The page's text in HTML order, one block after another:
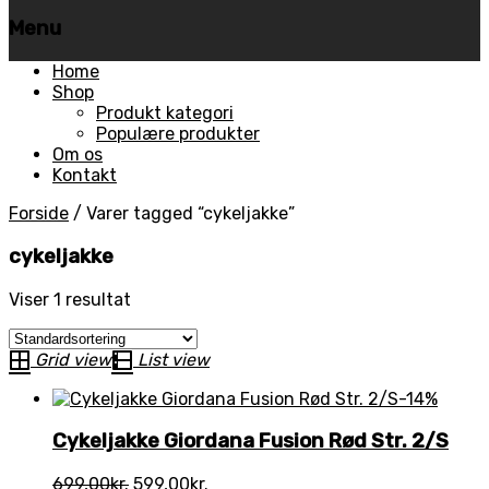
Menu
Skip
Home
Shop
Produkt kategori
Populære produkter
Om os
Kontakt
Forside / Varer tagged “cykeljakke”
cykeljakke
Viser 1 resultat
Grid view
List view
-14%
Cykeljakke Giordana Fusion Rød Str. 2/S
699,00kr. Den
599,00kr.